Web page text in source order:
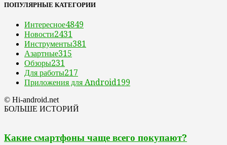
ПОПУЛЯРНЫЕ КАТЕГОРИИ
Интересное4849
Новости2431
Инструменты381
Азартные315
Обзоры231
Для работы217
Приложения для Android199
© Hi-android.net
БОЛЬШЕ ИСТОРИЙ
Какие смартфоны чаще всего покупают?